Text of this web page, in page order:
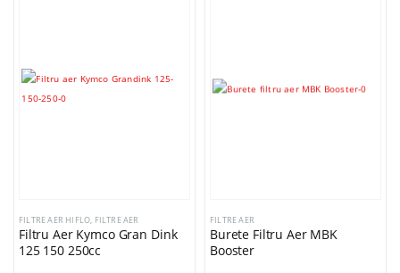
FILTRE AER HIFLO FILTRE AER
Filtru Aer Kymco Gran Dink
125 150 250cc
FILTRE AER
Burete Filtru Aer MBK
Booster